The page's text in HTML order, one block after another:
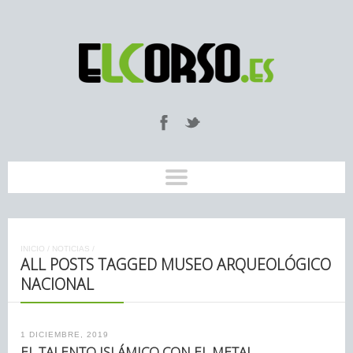
INICIO / NOTICIAS /
ALL POSTS TAGGED MUSEO ARQUEOLÓGICO
NACIONAL
1 DICIEMBRE, 2019